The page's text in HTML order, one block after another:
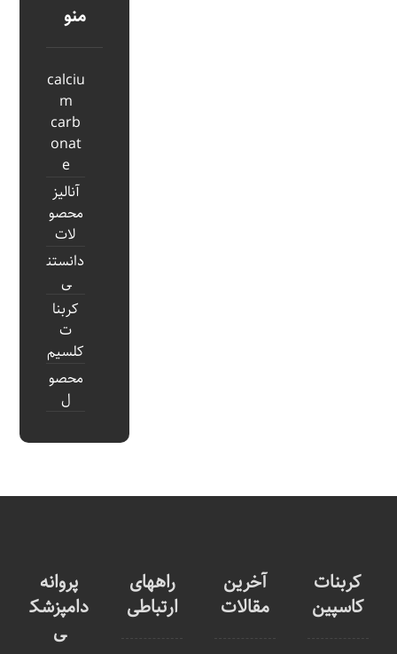
منو
calciu
m
carb
onat
e
آنالیز
محصو
لات
دانستن
ی
کربنا
ت
کلسیم
محصو
ل
کربنات
کاسپین
آخرین
مقالات
راههای
ارتباطی
پروانه
دامپزشک
ی